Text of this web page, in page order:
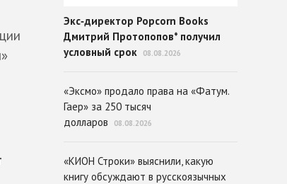
Экс‑директор Popcorn Books
Дмитрий Протопопов* получил
условный срок
08.08.2026
«Эксмо» продало права на «Фатум.
Гаер» за 250 тысяч
долларов
08.08.2026
«КИОН Строки» выяснили, какую
книгу обсуждают в русскоязычных